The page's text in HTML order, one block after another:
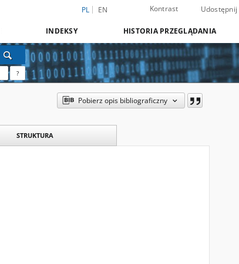
PL EN Kontrast Udostępnij
INDEKSY HISTORIA PRZEGLĄDANIA
?
Pobierz opis bibliograficzny
STRUKTURA